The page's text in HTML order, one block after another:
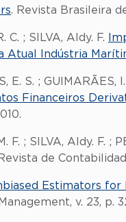
. Revista Brasileira
C. ; SILVA, Aldy. F.
Atual Indústria
E. S. ; GUIMARÃES,
Financeiros
F. ; SILVA, Aldy. F. ;
de
Estimators for
v. 23, p.